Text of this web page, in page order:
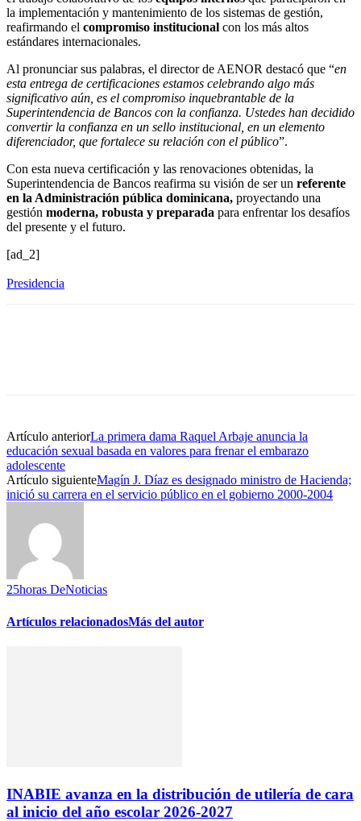
la implementación y mantenimiento de los sistemas de gestión,
reafirmando el compromiso institucional con los más altos
estándares internacionales.
Al pronunciar sus palabras, el director de AENOR destacó que “en
esta entrega de certificaciones estamos celebrando algo más
significativo aún, es el compromiso inquebrantable de la
Superintendencia de Bancos con la confianza. Ustedes han decidido
convertir la confianza en un sello institucional, en un elemento
diferenciador, que fortalece su relación con el público”.
Con esta nueva certificación y las renovaciones obtenidas, la
Superintendencia de Bancos reafirma su visión de ser un referente
en la Administración pública dominicana, proyectando una
gestión moderna, robusta y preparada para enfrentar los desafíos
del presente y el futuro.
[ad_2]
Presidencia
Artículo anteriorLa primera dama Raquel Arbaje anuncia la
educación sexual basada en valores para frenar el embarazo
adolescente
Artículo siguienteMagín J. Díaz es designado ministro de Hacienda;
inició su carrera en el servicio público en el gobierno 2000-2004
25horas DeNoticias
Artículos relacionadosMás del autor
INABIE avanza en la distribución de utilería de cara
al inicio del año escolar 2026-2027